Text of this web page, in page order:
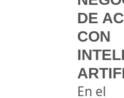
DE
CON
En el